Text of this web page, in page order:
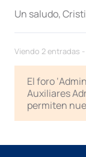
Un saludo,
Viendo 2 entradas -
El foro
Auxiliares
permiten